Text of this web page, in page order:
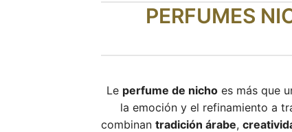
PERFUMES
Le perfume de nicho es más que
la emoción y el refinamiento a
combinan tradición árabe,